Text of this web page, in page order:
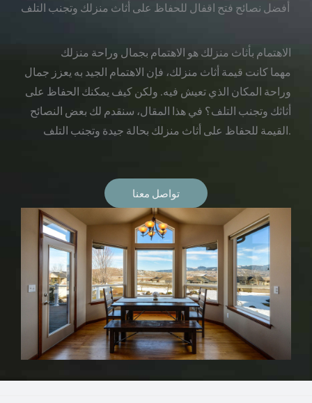
أفضل نصائح فتح اقفال للحفاظ على أثاث منزلك وتجنب التلف
الاهتمام بأثاث منزلك هو الاهتمام بجمال وراحة منزلك
مهما كانت قيمة أثاث منزلك، فإن الاهتمام الجيد به يعزز جمال
وراحة المكان الذي تعيش فيه. ولكن كيف يمكنك الحفاظ على
أثاثك وتجنب التلف؟ في هذا المقال، سنقدم لك بعض النصائح
القيمة للحفاظ على أثاث منزلك بحالة جيدة وتجنب التلف.
تواصل معنا